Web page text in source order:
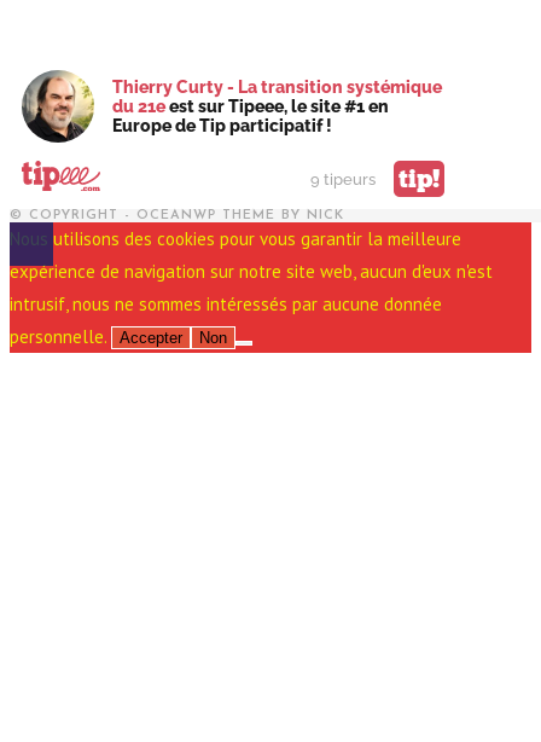
Thierry Curty - La transition systémique
du 21eest sur Tipeee, le site #1 en
Europe de Tip participatif !
9 tipeurs tip!
© COPYRIGHT - OCEANWP THEME BY NICK
Nous utilisons des cookies pour vous garantir la meilleure
expérience de navigation sur notre site web, aucun d'eux n'est
intrusif, nous ne sommes intéressés par aucune donnée
personnelle.
Accepter Non